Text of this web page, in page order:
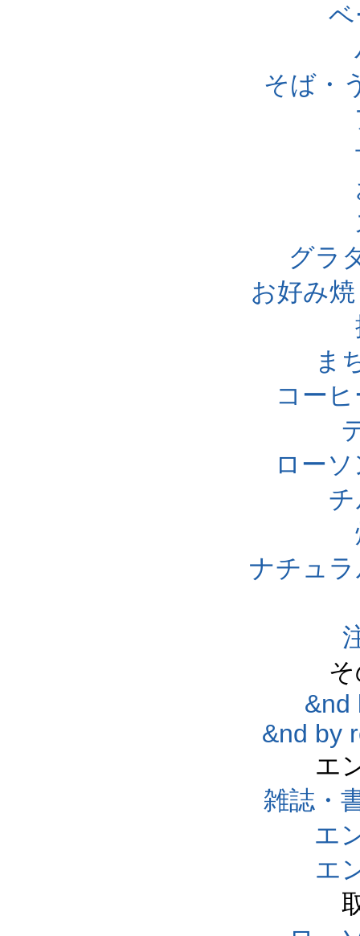
そば・
グラ
お好み
ま
コー
ロー
ナチュ
&nd
&nd by
エ
雑誌・
エ
エ